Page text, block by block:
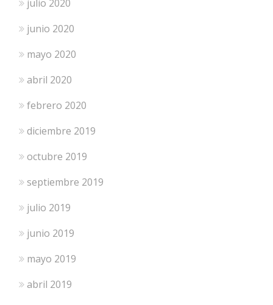
julio 2020
junio 2020
mayo 2020
abril 2020
febrero 2020
diciembre 2019
octubre 2019
septiembre 2019
julio 2019
junio 2019
mayo 2019
abril 2019